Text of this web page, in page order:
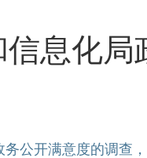
息化
公开满意度的调查